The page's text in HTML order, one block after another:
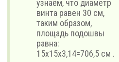
узнаём, что диаметр
винта равен 30 см,
таким образом,
площадь подошвы
равна:
15х15х3,14=706,5 см .